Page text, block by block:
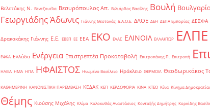
Βελετάκης Ν. Βενεζουέλα Βεσυρόπουλος Απ. Βιλιάρδος Βασίλης Βουλή
Γεωργιάδης Άδωνις Γιάννης Θεοτοκάς Δ.Α.Ο.Ε. ΔΑΟΕ ΔΕΗ ΔΕΠΑ Εμπορίας ΔΕΣΦΑ
Δρακακάκης Γιάννης Ε.Ε. ΕΒΕΠ ΕΕ ΕΕΑ ΕΚΟ ΕΛΑΣ ΕΛΙΝΟΙΛ ΕΛΛΑΚΤΩΡ ΕΛΠΕ
ΕΦΚΑ Ελλάδα Ενέργεια Επιστρεπτέα Προκαταβολή Επιτροπάκης Π. Επιτροπή
ΗΛΕΙΑ ΗΜΑ ΗΠΑ ΗΦΑΙΣΤΟΣ Ηνωμένο Βασίλειο Ηράκλειο ΘΕΡΜΟΙΛ Θεοδωρικάκος
ΚΑΘΗΜΕΡΙΝΗ ΚΑΝΟΝΙΣΤΙΚΗ ΠΑΡΕΜΒΑΣΗ ΚΕΔΑΚ ΚΕΠ ΚΕΡΔΟΦΟΡΙΑ ΚΙΝΑ ΚΤΕΟ Κίνα Κίνημα
Θέμης Κιούσης Μιχάλης Κλίμα Κολοκυθάς Αναστάσιος Κονταξής Δημήτρης Κορκίδης